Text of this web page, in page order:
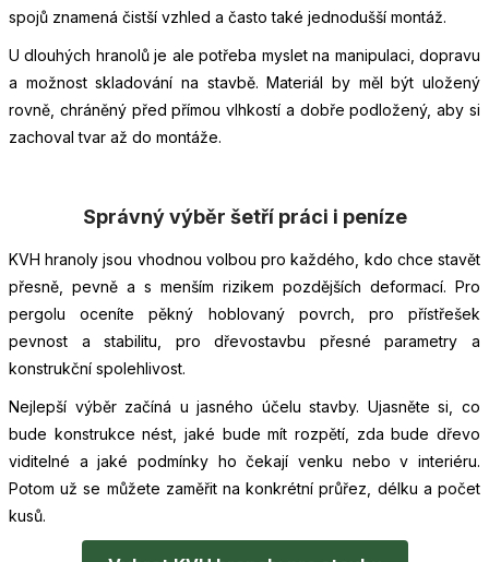
spojů znamená čistší vzhled a často také jednodušší montáž.
U dlouhých hranolů je ale potřeba myslet na manipulaci, dopravu
a možnost skladování na stavbě. Materiál by měl být uložený
rovně, chráněný před přímou vlhkostí a dobře podložený, aby si
zachoval tvar až do montáže.
Správný výběr šetří práci i peníze
KVH hranoly jsou vhodnou volbou pro každého, kdo chce stavět
přesně, pevně a s menším rizikem pozdějších deformací. Pro
pergolu oceníte pěkný hoblovaný povrch, pro přístřešek
pevnost a stabilitu, pro dřevostavbu přesné parametry a
konstrukční spolehlivost.
Nejlepší výběr začíná u jasného účelu stavby. Ujasněte si, co
bude konstrukce nést, jaké bude mít rozpětí, zda bude dřevo
viditelné a jaké podmínky ho čekají venku nebo v interiéru.
Potom už se můžete zaměřit na konkrétní průřez, délku a počet
kusů.